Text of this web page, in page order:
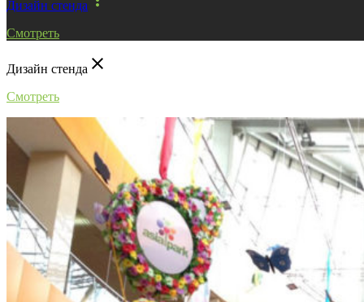
Дизайн стенда
Смотреть
Дизайн стенда close
Смотреть